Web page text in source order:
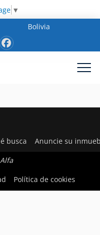
▼
Bolivia
busca Anuncie su
Política de cookies